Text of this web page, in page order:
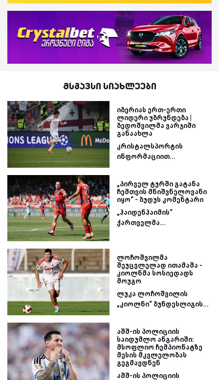
მსგავსი სიახლეები
იბერიას ერთ-ერთი
ლიდერი უბრუნდება |
ბედოშვილმა ვარჯიში
განაახლა
კრისტალსპორტის
ინფორმაციით...
„პირველ ტურში გატანა
ჩემთვის მნიშვნელოვანი
იყო“ - ბუდუს კომენტარი
„ჰაიდენჰაიმის“
ქართველმა...
ლოჩოშვილმა
შეუცვლელად ითამაშა -
კიოლნმა სოსიედადს
მოუგო
ლუკა ლოჩოშვილის
„კიოლნი“ ბუნდესლიგის...
აშშ-ის პოლიციის
საიდუმლო ანგარიში:
მსოფლიო ჩემპიონატზე
მესის მკვლელობას
გეგმავდნენ
აშშ-ის პოლიციის